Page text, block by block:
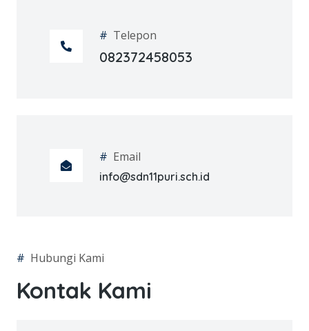
# Telepon
082372458053
# Email
info@sdn11puri.sch.id
# Hubungi Kami
Kontak Kami